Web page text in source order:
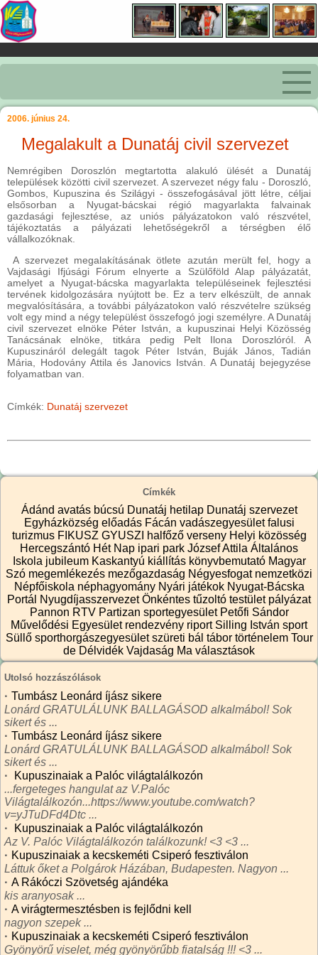
2006. június 24.
Megalakult a Dunatáj civil szervezet
Nemrégiben Doroszlón megtartotta alakuló ülését a Dunatáj
települések közötti civil szervezet. A szervezet négy falu - Doroszló,
Gombos, Kupuszina és Szilágyi - összefogásával jött létre, céljai
elsősorban a Nyugat-bácskai régió magyarlakta falvainak
gazdasági fejlesztése, az uniós pályázatokon való részvétel,
tájékoztatás a pályázati lehetőségekről a térségben élő
vállalkozóknak.
A szervezet megalakításának ötlete azután merült fel, hogy a
Vajdasági Ifjúsági Fórum elnyerte a Szülőföld Alap pályázatát,
amelyet a Nyugat-bácska magyarlakta településeinek fejlesztési
tervének kidolgozására nyújtott be. Ez a terv elkészült, de annak
megvalósítására, a további pályázatokon való részvételre szükség
volt egy mind a négy települést összefogó jogi személyre. A Dunatáj
civil szervezet elnöke Péter István, a kupuszinai Helyi Közösség
Tanácsának elnöke, titkára pedig Pelt Ilona Doroszlóról. A
Kupuszináról delegált tagok Péter István, Buják János, Tadián
Mária, Hodovány Attila és Janovics István. A Dunatáj bejegyzése
folyamatban van.
Címkék: Dunatáj szervezet
Címkék
Ádánd avatás búcsú Dunatáj hetilap Dunatáj szervezet
Egyházközség előadás Fácán vadászegyesületfalusi
turizmus FIKUSZ GYUSZI halfőző verseny Helyi közösség
Hercegszántó Hét Nap ipari park József Attila Általános
Iskola jubileum Kaskantyú kiállítás könyvbemutató Magyar
Szó megemlékezés mezőgazdaság Négyesfogat nemzetközi
Népfőiskola néphagyomány Nyári játékok Nyugat-Bácska
Portál
NyugdíjasszervezetÖnkéntes tűzoltó testület pályázat
Pannon RTV Partizan sportegyesület Petőfi Sándor
Művelődési Egyesület rendezvény riport Silling István sport
Süllő sporthorgászegyesületszüreti bál tábor történelem Tour
de Délvidék Vajdaság Ma választások
Utolsó hozzászólások
· Tumbász Leonárd íjász sikere
Lonárd GRATULÁLUNK BALLAGÁSOD alkalmábol! Sok
sikert és ...
· Tumbász Leonárd íjász sikere
Lonárd GRATULÁLUNK BALLAGÁSOD alkalmábol! Sok
sikert és ...
·
Kupuszinaiak a Palóc világtalálkozón
...fergeteges hangulat az V.Palóc
Világtalálkozón...https://www.youtube.com/watch?
v=yJTuDFd4Dtc ...
·
Kupuszinaiak a Palóc világtalálkozón
Az V. Palóc Világtalálkozón találkozunk! <3 <3 ...
· Kupuszinaiak a kecskeméti Csiperó fesztiválon
Láttuk őket a Polgárok Házában, Budapesten. Nagyon ...
· A Rákóczi Szövetség ajándéka
kis aranyosak ...
· A virágtermesztésben is fejlődni kell
nagyon szepek ...
· Kupuszinaiak a kecskeméti Csiperó fesztiválon
Gyönyörű viselet, még gyönyörűbb fiatalság !!! <3 ...